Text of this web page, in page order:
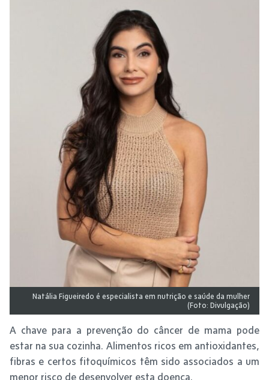
Natália Figueiredo é especialista em nutrição e saúde da mulher
(Foto: Divulgação)
A chave para a prevenção do câncer de mama pode
estar na sua cozinha. Alimentos ricos em antioxidantes,
fibras e certos fitoquímicos têm sido associados a um
menor risco de desenvolver esta doença.